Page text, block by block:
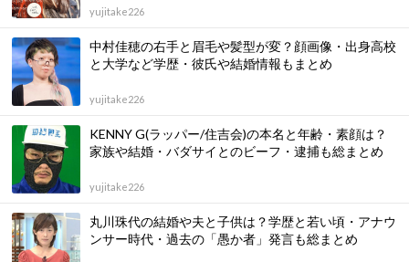
yujitake226
中村佳穂の右手と眉毛や髪型が変？顔画像・出身高校
と大学など学歴・彼氏や結婚情報もまとめ
yujitake226
KENNY G(ラッパー/住吉会)の本名と年齢・素顔は？
家族や結婚・バダサイとのビーフ・逮捕も総まとめ
yujitake226
丸川珠代の結婚や夫と子供は？学歴と若い頃・アナウ
ンサー時代・過去の「愚か者」発言も総まとめ